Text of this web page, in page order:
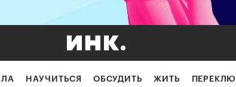
НАУЧИТЬСЯ ОБСУДИТЬ ЖИТЬ